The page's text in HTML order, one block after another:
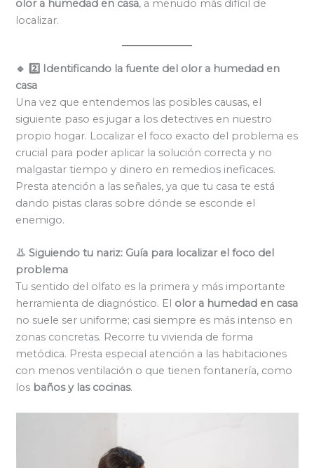
olor a humedad en casa, a menudo más difícil de
localizar.
🔹 2️⃣ Identificando la fuente del olor a humedad en
casa
Una vez que entendemos las posibles causas, el
siguiente paso es jugar a los detectives en nuestro
propio hogar. Localizar el foco exacto del problema es
crucial para poder aplicar la solución correcta y no
malgastar tiempo y dinero en remedios ineficaces.
Presta atención a las señales, ya que tu casa te está
dando pistas claras sobre dónde se esconde el
enemigo.
👃 Siguiendo tu nariz: Guía para localizar el foco del
problema
Tu sentido del olfato es la primera y más importante
herramienta de diagnóstico. El olor a humedad en casa
no suele ser uniforme; casi siempre es más intenso en
zonas concretas. Recorre tu vivienda de forma
metódica. Presta especial atención a las habitaciones
con menos ventilación o que tienen fontanería, como
los baños y las cocinas.